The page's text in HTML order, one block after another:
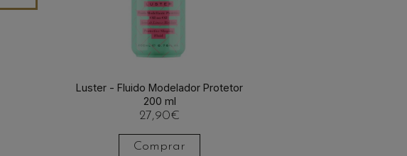
Luster - Fluido Modelador Protetor
200 ml
27,90€
Comprar